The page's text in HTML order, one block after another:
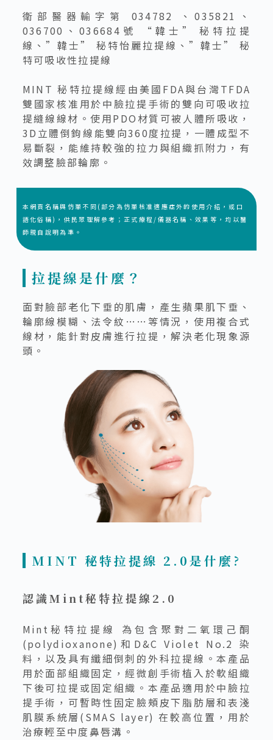
衛部醫器輸字第 034782 、035821、
036700、036684號 “韓士” 秘特拉提
線、”韓士” 秘特怡麗拉提線、”韓士” 秘
特可吸收性拉提線
MINT 秘特拉提線經由美國FDA與台灣TFDA
雙國家核准用於中臉拉提手術的雙向可吸收拉
提縫線線材。使用PDO材質可被人體所吸收，
3D立體倒鉤線能雙向360度拉提，一體成型不
易斷裂，能維持較強的拉力與組織抓附力，有
效調整臉部輪廓。
本網頁名稱與仿單不同(部分為仿單核准適應症外的使用介紹，或口
語化俗稱)，供民眾理解參考；正式療程/儀器名稱、效果等，均以醫
師親自說明為準。
拉提線是什麼？
面對臉部老化下垂的肌膚，產生蘋果肌下垂、
輪廓線模糊、法令紋……等情況，使用複合式
線材，能針對皮膚進行拉提，解決老化現象源
頭。
MINT 秘特拉提線 2.0是什麼?
認識Mint秘特拉提線2.0
Mint秘特拉提線 為包含聚對二氧環己酮
(polydioxanone)和D&C Violet No.2 染
料，以及具有纖細倒刺的外科拉提線。本產品
用於面部組織固定，經微創手術植入於軟組織
下後可拉提或固定組織。本產品適用於中臉拉
提手術，可暫時性固定臉頰皮下脂肪層和表淺
肌膜系統層(SMAS layer) 在較高位置，用於
治療輕至中度鼻唇溝。